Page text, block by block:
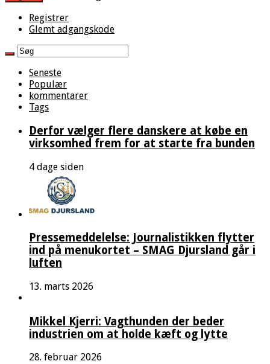
Registrer
Glemt adgangskode
Seneste
Populær
kommentarer
Tags
Derfor vælger flere danskere at købe en
virksomhed frem for at starte fra bunden
4 dage siden
Pressemeddelelse: Journalistikken flytter
ind på menukortet – SMAG Djursland går i
luften
13. marts 2026
Mikkel Kjerri: Vagthunden der beder
industrien om at holde kæft og lytte
28. februar 2026